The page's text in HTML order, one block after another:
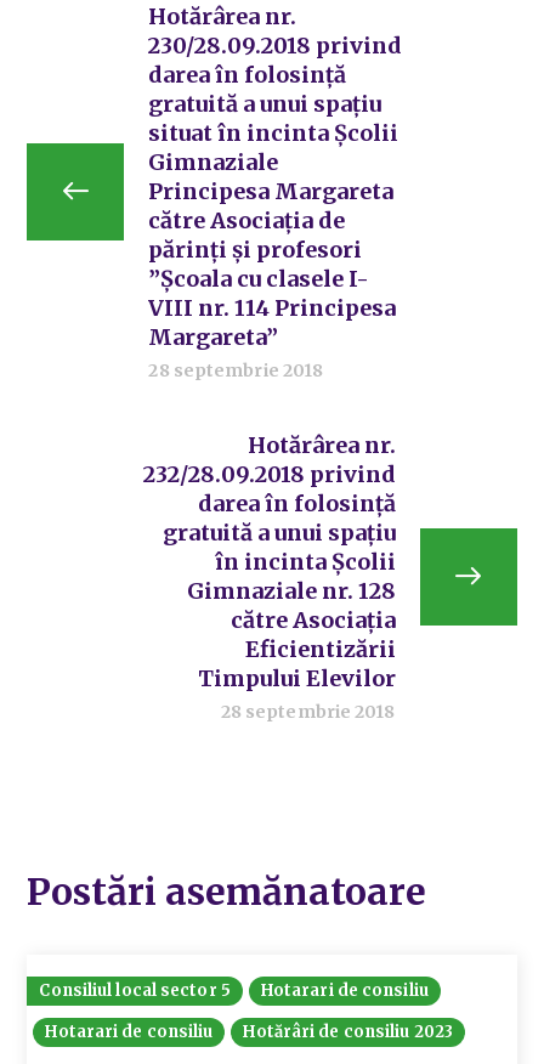
Hotărârea nr.
230/28.09.2018 privind
darea în folosință
gratuită a unui spațiu
situat în incinta Școlii
Gimnaziale
Principesa Margareta
către Asociația de
părinți și profesori
”Școala cu clasele I-
VIII nr. 114 Principesa
Margareta”
28 septembrie 2018
Hotărârea nr.
232/28.09.2018 privind
darea în folosință
gratuită a unui spațiu
în incinta Școlii
Gimnaziale nr. 128
către Asociația
Eficientizării
Timpului Elevilor
28 septembrie 2018
Postări asemănatoare
Consiliul local sector 5
Hotarari de consiliu
Hotarari de consiliu
Hotărâri de consiliu 2023